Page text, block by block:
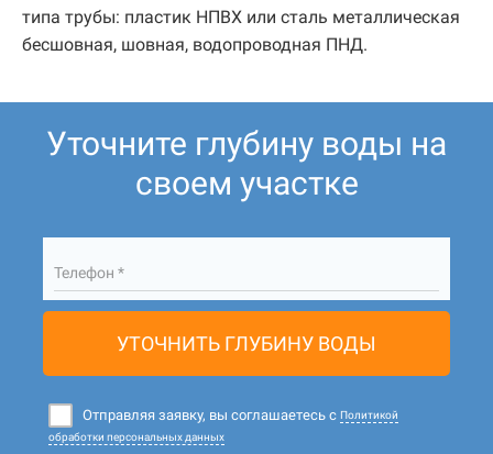
типа трубы: пластик НПВХ или сталь металлическая
бесшовная, шовная, водопроводная ПНД.
Уточните глубину воды на
своем участке
Телефон *
УТОЧНИТЬ ГЛУБИНУ ВОДЫ
Отправляя заявку, вы соглашаетесь с Политикой
обработки персональных данных